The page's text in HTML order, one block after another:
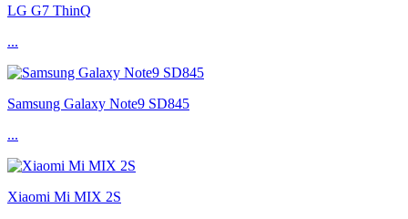
LG G7 ThinQ
...
Samsung Galaxy Note9 SD845
...
Xiaomi Mi MIX 2S